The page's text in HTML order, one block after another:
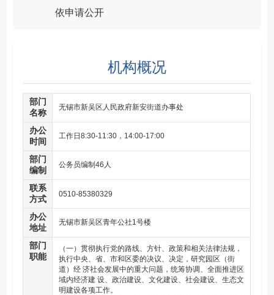
依申请公开
机构概况
部门
名称
无锡市新吴区人民政府新安街道办事处
办公
时间
工作日8:30-11:30，14:00-17:00
部门
编制
公务员编制46人
联系
方式
0510-85380329
办公
地址
无锡市新吴区青年公社1号楼
部门
职能
（一）贯彻执行党的路线、方针、政策和相关法律法规，
执行中央、省、市和区委的决议、决定，研究园区（街
道）经 济社会发展中的重大问题，统筹协调、全面推进区
域内经济建 设、政治建设、文化建设、社会建设、生态文
明建设各项工作。